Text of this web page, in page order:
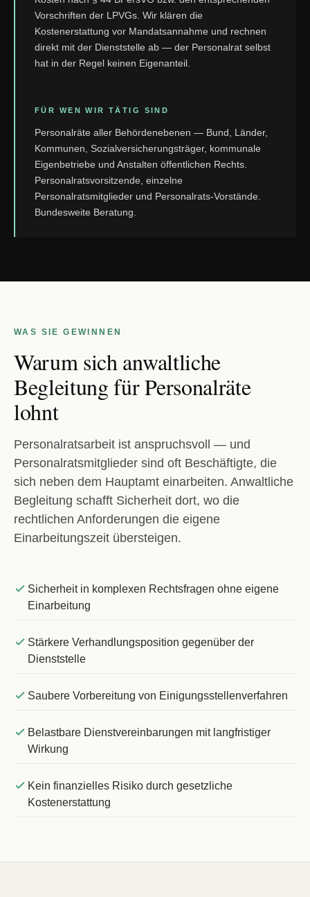
Vorschriften der LPVGs. Wir klären die
Kostenerstattung vor Mandatsannahme und rechnen
direkt mit der Dienststelle ab — der Personalrat selbst
hat in der Regel keinen Eigenanteil.
FÜR WEN WIR TÄTIG SIND
Personalräte aller Behördenebenen — Bund, Länder,
Kommunen, Sozialversicherungsträger, kommunale
Eigenbetriebe und Anstalten öffentlichen Rechts.
Personalratsvorsitzende, einzelne
Personalratsmitglieder und Personalrats-Vorstände.
Bundesweite Beratung.
WAS SIE GEWINNEN
Warum sich anwaltliche
Begleitung für Personalräte
lohnt
Personalratsarbeit ist anspruchsvoll — und
Personalratsmitglieder sind oft Beschäftigte, die
sich neben dem Hauptamt einarbeiten. Anwaltliche
Begleitung schafft Sicherheit dort, wo die
rechtlichen Anforderungen die eigene
Einarbeitungszeit übersteigen.
Sicherheit in komplexen Rechtsfragen ohne eigene
Einarbeitung
Stärkere Verhandlungsposition gegenüber der
Dienststelle
Saubere Vorbereitung von Einigungsstellenverfahren
Belastbare Dienstvereinbarungen mit langfristiger
Wirkung
Kein finanzielles Risiko durch gesetzliche
Kostenerstattung